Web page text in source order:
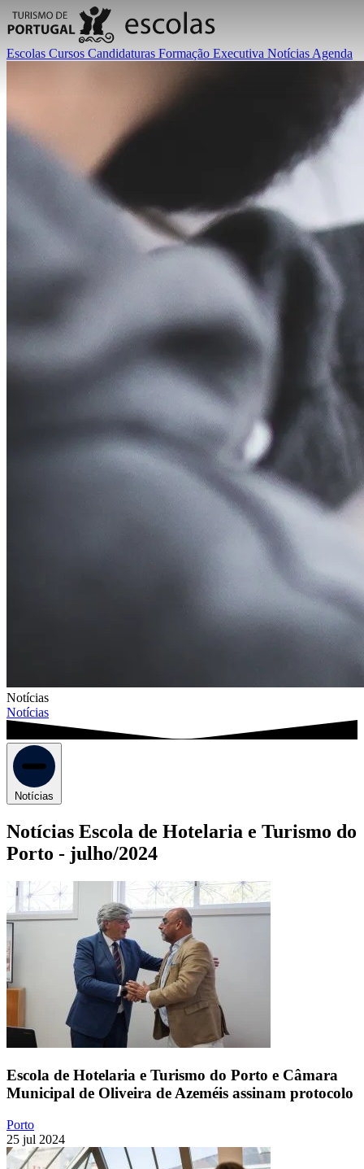
Escolas Cursos Candidaturas Formação Executiva Notícias Agenda
Notícias
Notícias
Notícias
Notícias Escola de Hotelaria e Turismo do
Porto - julho/2024
Escola de Hotelaria e Turismo do Porto e Câmara
Municipal de Oliveira de Azeméis assinam protocolo
Porto
25 jul 2024